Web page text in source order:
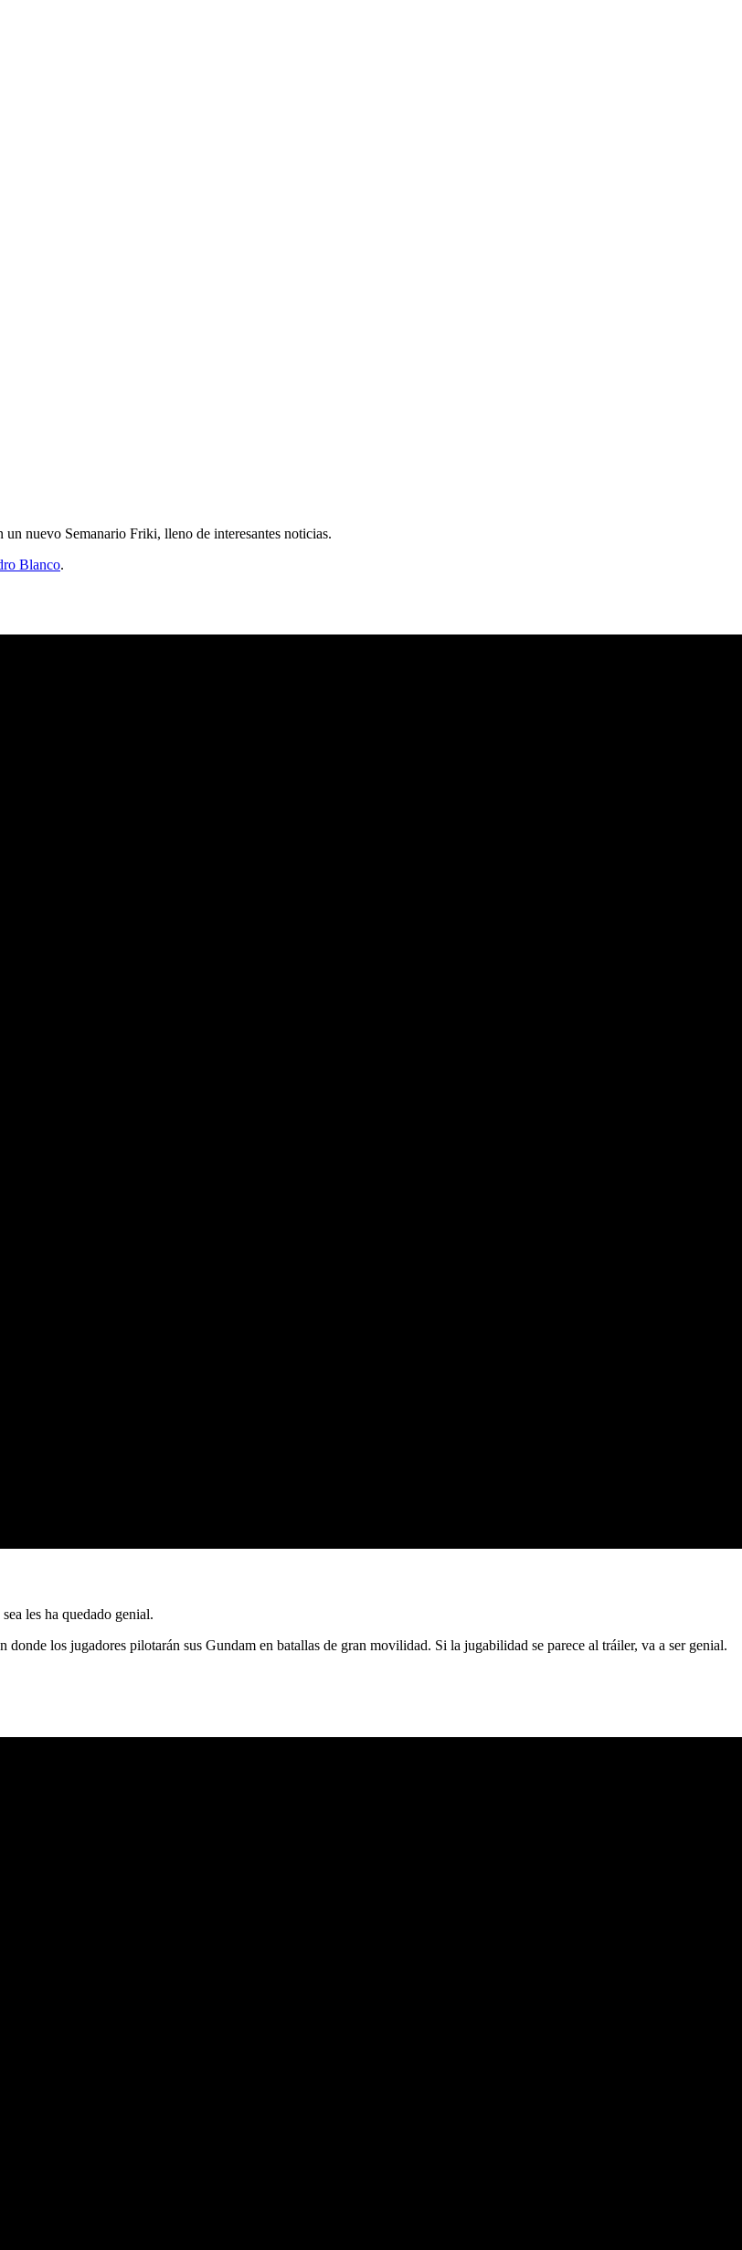
nuevo Semanario Friki, lleno de interesantes noticias.
Blanco.
les ha quedado genial.
los jugadores pilotarán sus Gundam en batallas de gran movilidad. Si la jugabilidad se parece al tráiler, va a ser genial.